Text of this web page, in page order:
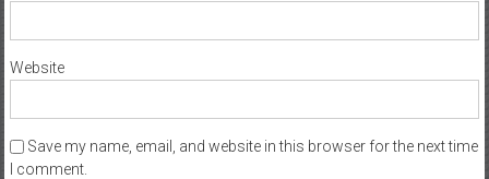
Website
Save my name, email, and website in this browser for the next time
I comment.